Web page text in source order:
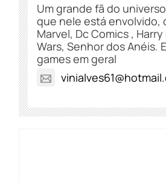
Um grande fã do
que nele está envolvido,
Marvel, Dc Comics ,
Wars, Senhor dos Anéis.
games em geral